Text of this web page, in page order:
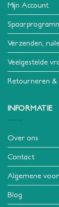
Mijn Account
Verzenden,
Veelgestelde
Retourneren &
INFORMATIE
Over ons
Contact
Algemene
Blog